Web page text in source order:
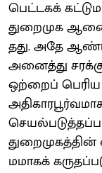
பெட்டகக்
துறைமுக
தது. அதே
அனைத்து
ஒற்றைப்
துறைமுகத்​தின்
மமாகக்​